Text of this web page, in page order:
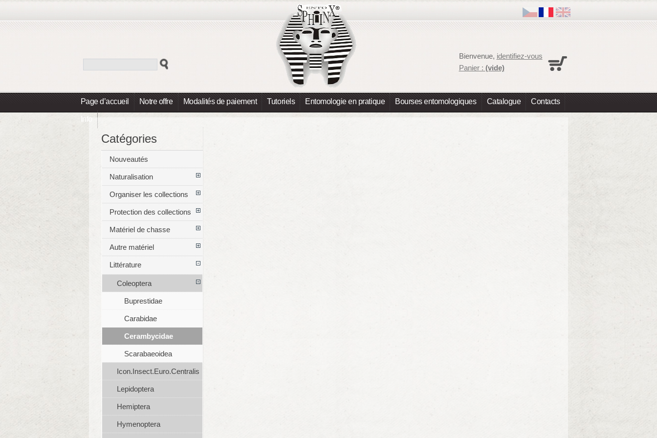
Page d’accueil Notre offre Modalités de paiement Tutoriels Entomologie en pratique Bourses entomologiques Catalogue Contacts
Info
Bienvenue, identifiez-vous
Panier : (vide)
Catégories
Nouveautés
Naturalisation
Organiser les collections
Protection des collections
Matériel de chasse
Autre matériel
Littérature
Coleoptera
Buprestidae
Carabidae
Cerambycidae
Scarabaeoidea
Icon.Insect.Euro.Centralis
Lepidoptera
Hemiptera
Hymenoptera
Aucun produit
Total 0,00 €
Les prix sont HT